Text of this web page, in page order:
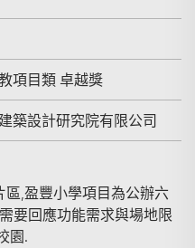
項目類 卓越獎
築設計研究院有限公司
,盈豐小學項目為公辦六
要回應功能需求與場地限
園.